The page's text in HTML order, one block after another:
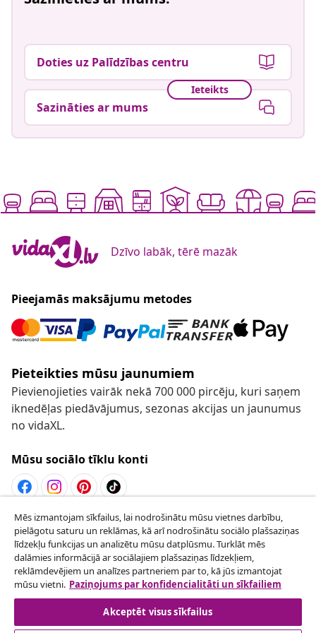
Doties uz Palīdzības centru
Ieteikts
Sazināties ar mums
Dzīvo labāk, tērē mazāk
Pieejamās maksājumu metodes
Pieteikties mūsu jaunumiem
Pievienojieties vairāk nekā 700 000 pircēju, kuri saņem
iknedēļas piedāvājumus, sezonas akcijas un jaunumus
no vidaXL.
Mūsu sociālo tīklu konti
Atteikties no līguma
Iesniegt pieprasījumu par atteikšanos no
pasūtījuma.
Atteikties no līguma
Mēs izmantojam sīkfailus, lai nodrošinātu mūsu vietnes darbību,
pielāgotu saturu un reklāmas, kā arī nodrošinātu sociālo plašsaziņas
līdzekļu funkcijas un analizētu mūsu datplūsmu. Turklāt mēs
dalāmies informācijā ar sociālajiem plašsaziņas līdzekļiem,
reklāmdevējiem un analīzes partneriem par to, kā jūs izmantojat
mūsu vietni. Paziņojums par konfidencialitāti un sīkfailiem
Akceptēt visus sīkfailus